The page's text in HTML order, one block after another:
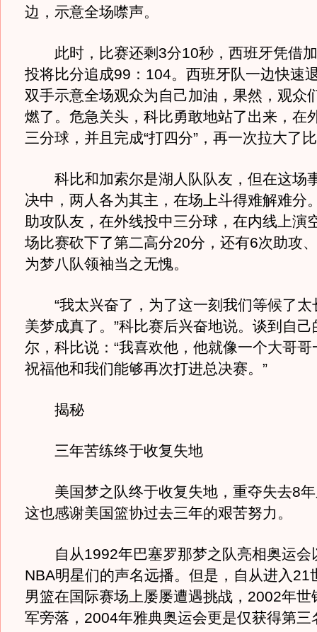
边，示意全场噤声。
此时，比赛还剩3分10秒，西班牙凭借加
投将比分追成99：104。西班牙队一边快速
双手示意全场观众为自己加油，果然，观众
燃了。危急关头，科比勇敢地站了出来，在
三分球，并且完成“打四分”，再一次拉大了
科比和加索尔是湖人队队友，但在这场
决中，两人各为其主，在场上斗得难解难分
助攻队友，在外线投中三分球，在内线上演
场比赛砍下了第二高分20分，还有6次助攻
为梦八队领袖当之无愧。
“我太兴奋了，为了这一刻我们等候了太
美梦成真了。”科比赛后兴奋地说。谈到自
尔，科比说：“我喜欢他，他就像一个大哥
祝福他和我们能够再次打进总决赛。”
揭秘
三年苦练终于收复失地
美国梦之队终于收复失地，重夺失去8年
这也感谢美国篮协过去三年的艰苦努力。
自从1992年巴塞罗那梦之队亮相奥运会
NBA明星们的声名远播。但是，自从进入21
男篮在国际赛场上屡屡遭遇挑战，2002年世
军旁落，2004年雅典奥运会更是仅获得第三